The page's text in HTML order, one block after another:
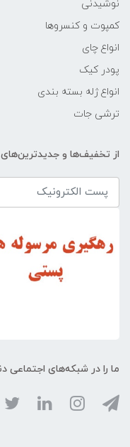
نوشیدنی
کمپوت و کنسروها
انواع چای
پودر کیک
انواع ژله بسته بندی
ترشی جات
از تخفیف‌ها و
ما را در شبکه‌های اجتماعی